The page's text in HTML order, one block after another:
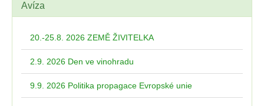
Avíza
20.-25.8. 2026 ZEMĚ ŽIVITELKA
2.9. 2026 Den ve vinohradu
9.9. 2026 Politika propagace Evropské unie